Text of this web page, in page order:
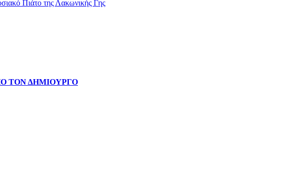
Πιάτο της Λακωνικής Γης
ΤΟΝ ΔΗΜΙΟΥΡΓΟ